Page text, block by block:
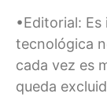
•Editorial:
tecnológica
cada vez es
queda